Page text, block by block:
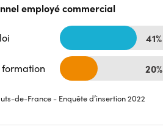
employé commercial
41%
formation 20%
de-France - Enquête d’insertion 2022